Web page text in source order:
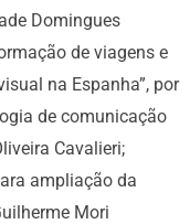
Domingues
de viagens e
na Espanha”, por
de comunicação
Cavalieri;
ampliação da
Mori